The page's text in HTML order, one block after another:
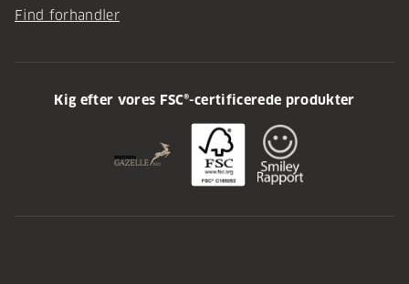
Find forhandler
Kig efter vores FSC®-certificerede produkter